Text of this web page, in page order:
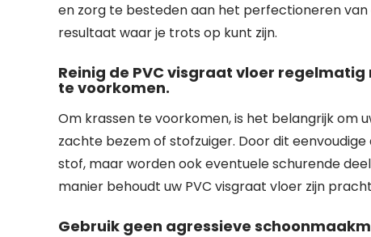
en zorg te besteden aan het perfectioneren
resultaat waar je trots op kunt zijn.
Reinig de PVC visgraat vloer
te voorkomen.
Om krassen te voorkomen, is het belangrijk om
zachte bezem of stofzuiger. Door dit
stof, maar worden ook eventuele schurende
manier behoudt uw PVC visgraat vloer zijn
Gebruik geen agressieve